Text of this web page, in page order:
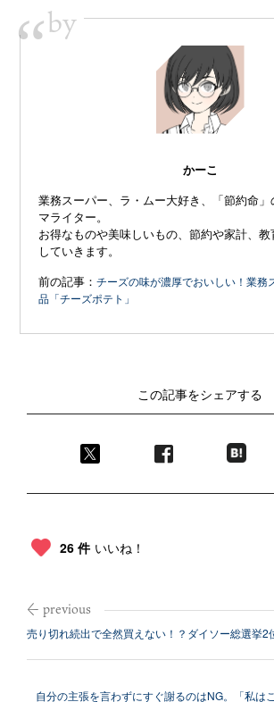
“by
かーこ
業務スーパー、ラ・ムー大好き、「節約命
マライター。
お得なものや美味しいもの、節約や家計、
していきます。
前の記事：チーズの味が濃厚でおいしい！業務
品「チーズポテト」
この記事をシェアする
26 件 いいね！
売り切れ続出で全然買えない！？ダイソー総選挙2
自分の主張を言わずにすぐ謝るのはNG。「私は